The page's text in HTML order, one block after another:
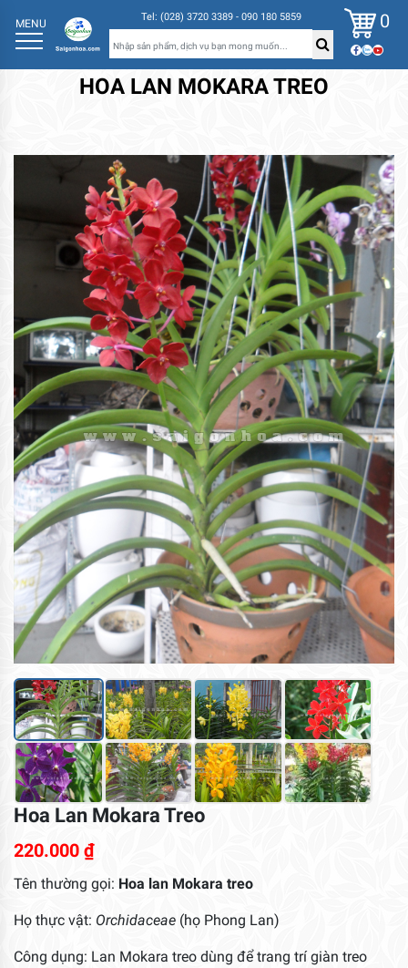
MENU Tel: (028) 3720 3389 - 090 180 5859 0
HOA LAN MOKARA TREO
Hoa Lan Mokara Treo
220.000 ₫
Tên thường gọi: Hoa lan Mokara treo
Họ thực vật: Orchidaceae (họ Phong Lan)
Công dụng: Lan Mokara treo dùng để trang trí giàn treo